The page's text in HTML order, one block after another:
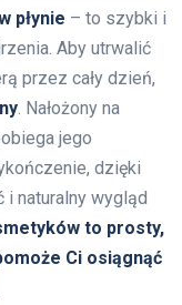
płynie – to szybki i
Aby utrwalić
przez cały dzień,
. Nałożony na
jego
dzięki
i naturalny wygląd
to prosty,
Ci osiągnąć